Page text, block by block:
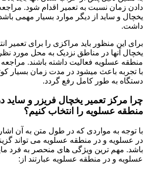
دادن زمان نسبت به تعمیر اقدام شود.
یخچال و ساید از دیگر موارد بسیار مهمی
داشت.
برای این منظور باید مراکزی را برای تعمیر
یخچال آنها در مناطق نزدیک به محل مورد
منطقه عسلویه فعالیت داشته باشند.
با تجربه باعث میشود در مدت زمان بسیار
دستگاه به طور کامل رفع گردد.
چرا مرکز تعمیر یخچال فریزر و ساید
منطقه عسلویه را انتخاب کنیم؟
با توجه به مواردی که در طول متن به آن
در عسلویه و در منطقه عسلویه می تواند
باشد. مهم ترین ویژگی های منحصر به فرد
عسلویه و در منطقه عسلویه عبارتند از: